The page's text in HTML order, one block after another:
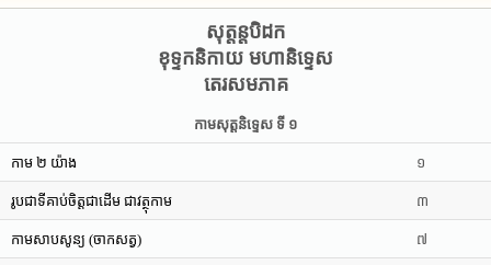
សុត្តន្តបិដក
ខុទ្ទកនិកាយ មហានិទ្ទេស
តេរសមភាគ
កាមសុត្តនិទ្ទេស ទី ១
កាម ២ យ៉ាង ១
រូបជាទីគាប់ចិត្តជាដើម ជាវត្ថុកាម ៣
កាមសាបសូន្យ (ចាកសត្វ) ៧